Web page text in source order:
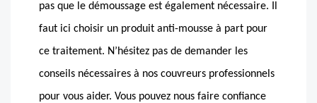
pas que le démoussage est également nécessaire. Il
faut ici choisir un produit anti-mousse à part pour
ce traitement. N’hésitez pas de demander les
conseils nécessaires à nos couvreurs professionnels
pour vous aider. Vous pouvez nous faire confiance